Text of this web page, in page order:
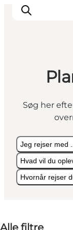
Oplevelser
Kalender
Byer og
Transport
Søg her
Jeg rejser med ...
Hvad vil du
Hvornår rejser
Jeg rejser med
Hvad vil du
Hvornår rejser
Alle filtre